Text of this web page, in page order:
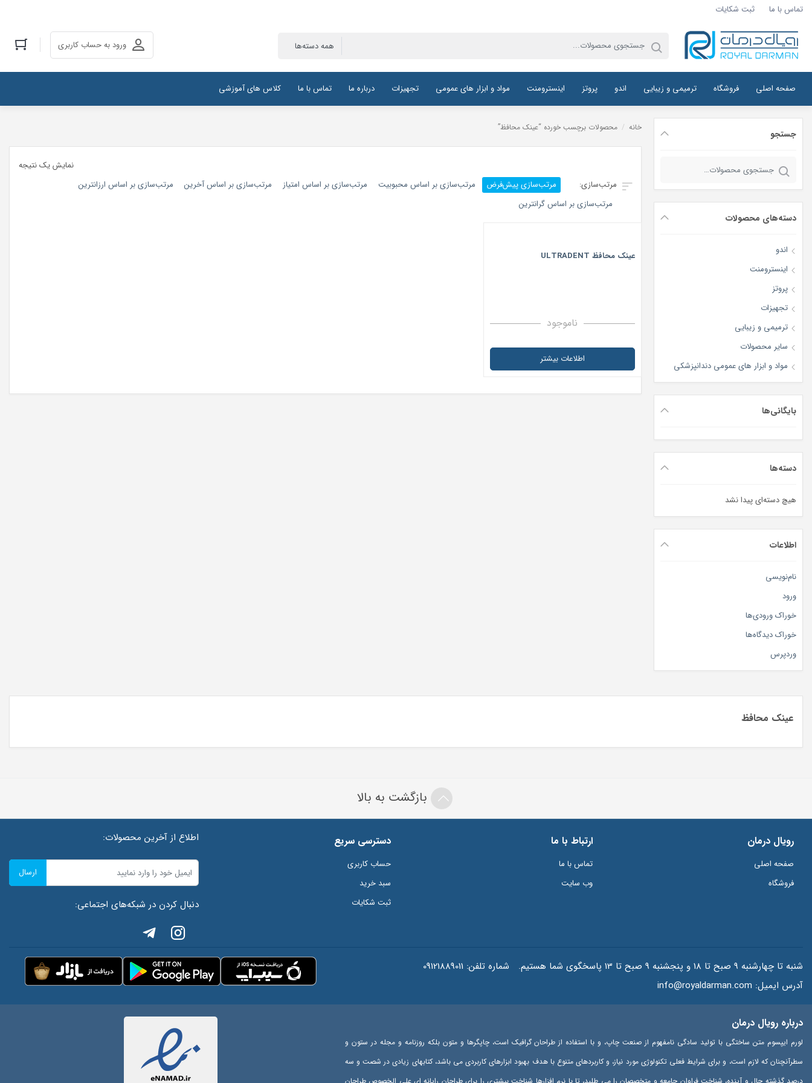
تماس با ما ثبت شکایات
ورود به حساب کاربری
صفحه اصلی فروشگاه ترمیمی و زیبایی اندو پروتز اینسترومنت مواد و ابزار های عمومی تجهیزات درباره ما تماس با ما کلاس های آموزشی
جستجو
جستجو
دسته‌های محصولات
اندو
اینسترومنت
پروتز
تجهیزات
ترمیمی و زیبایی
سایر محصولات
مواد و ابزار های عمومی دندانپزشکی
بایگانی‌ها
دسته‌ها
هیچ دسته‌ای پیدا نشد
اطلاعات
نام‌نویسی
ورود
خوراک ورودی‌ها
خوراک دیدگاه‌ها
وردپرس
خانه / محصولات برچسب خورده “عینک محافظ”
نمایش یک نتیجه
مرتب‌سازی پیش‌فرض
مرتب‌سازی بر اساس محبوبیت مرتب‌سازی بر اساس امتیاز مرتب‌سازی بر اساس آخرین
مرتب‌سازی بر اساس ارزانترین
مرتب‌سازی بر اساس گرانترین
عینک محافظ ULTRADENT
ناموجود
اطلاعات بیشتر
عینک محافظ
بازگشت به بالا
رویال درمان
صفحه اصلی
فروشگاه
ارتباط با ما
تماس با ما
وب سایت
دسترسی سریع
حساب کاربری
سبد خرید
ثبت شکایات
اطلاع از آخرین محصولات:
ارسال
دنبال کردن در شبکه‌های اجتماعی:
شنبه تا چهارشنبه 9 صبح تا 18 و پنجشنبه 9 صبح تا 13 پاسخگوی شما هستیم. شماره تلفن: 09121889011
آدرس ایمیل: info@royaldarman.com
درباره رویال درمان
لورم ایپسوم متن ساختگی با تولید سادگی نامفهوم از صنعت چاپ، و با استفاده از طراحان گرافیک است، چاپگرها و متون بلکه روزنامه و مجله در ستون و
سطرآنچنان که لازم است، و برای شرایط فعلی تکنولوژی مورد نیاز، و کاربردهای متنوع با هدف بهبود ابزارهای کاربردی می باشد، کتابهای زیادی در شصت و سه